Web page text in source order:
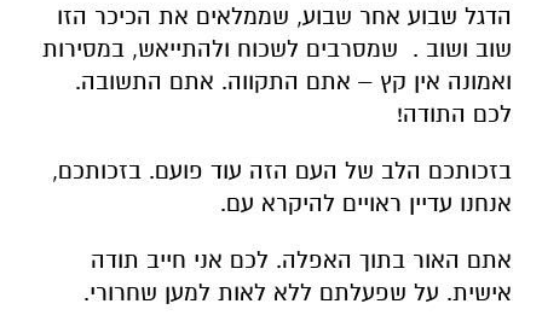
הדגל שבוע אחר שבוע, שממלאים את הכיכר הזו
שוב ושוב . שמסרבים לשכוח ולהתייאש, במסירות
ואמונה אין קץ – אתם התקווה. אתם התשובה.
לכם התודה!
בזכותכם הלב של העם הזה עוד פועם. בזכותכם,
אנחנו עדיין ראויים להיקרא עם.
אתם האור בתוך האפלה. לכם אני חייב תודה
אישית. על שפעלתם ללא לאות למען שחרורי.